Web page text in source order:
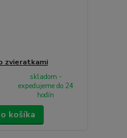
zvieratkami
skladom -
expedujeme do 24
hodín
košíka